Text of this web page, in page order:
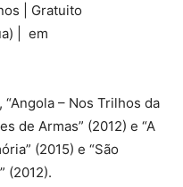
| Gratuito
| em
– Nos Trilhos da
de Armas” (2012) e “A
(2015) e “São
(2012).